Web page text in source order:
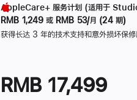
AppleCare+ 服务计划 (适用于
RMB 1,249 或 RMB 53/月 (24 期)
获得长达 3 年的技术支持和意外损坏保修
RMB 17,499